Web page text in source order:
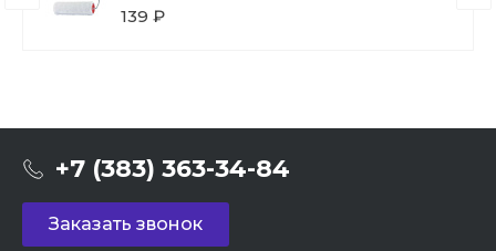
139 ₽
+7 (383) 363-34-84
Заказать звонок